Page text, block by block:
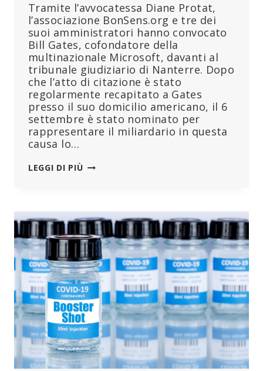
Tramite l’avvocatessa Diane Protat,
l’associazione BonSens.org e tre dei
suoi amministratori hanno convocato
Bill Gates, cofondatore della
multinazionale Microsoft, davanti al
tribunale giudiziario di Nanterre. Dopo
che l’atto di citazione è stato
regolarmente recapitato a Gates
presso il suo domicilio americano, il 6
settembre è stato nominato per
rappresentare il miliardario in questa
causa lo…
LEGGI DI PIÙBONSENS.ORG
CAUTELARE
DI
NEI
CONFRONTI
DI
BILL
GATES:
L’UDIENZA
È
FISSATA
AL
22
SETTEMBRE